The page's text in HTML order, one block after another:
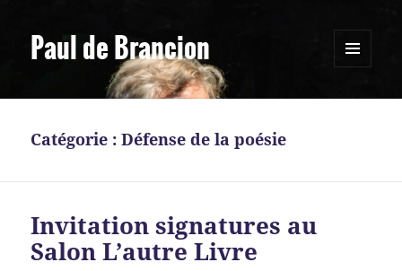
Paul de Brancion
Catégorie :Défense de la poésie
Invitation signatures au
Salon L’autre Livre